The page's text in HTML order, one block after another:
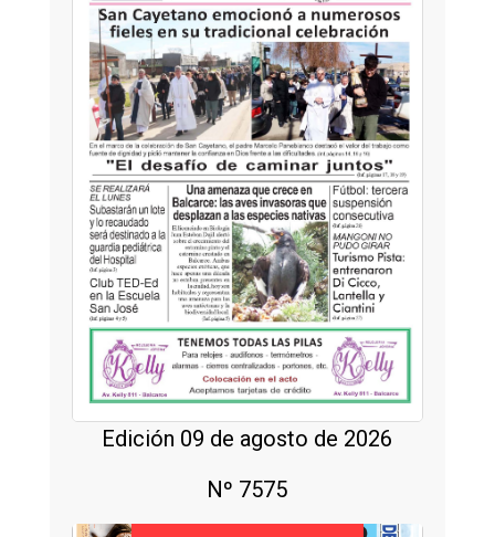
Edición 09 de agosto de 2026
Nº 7575